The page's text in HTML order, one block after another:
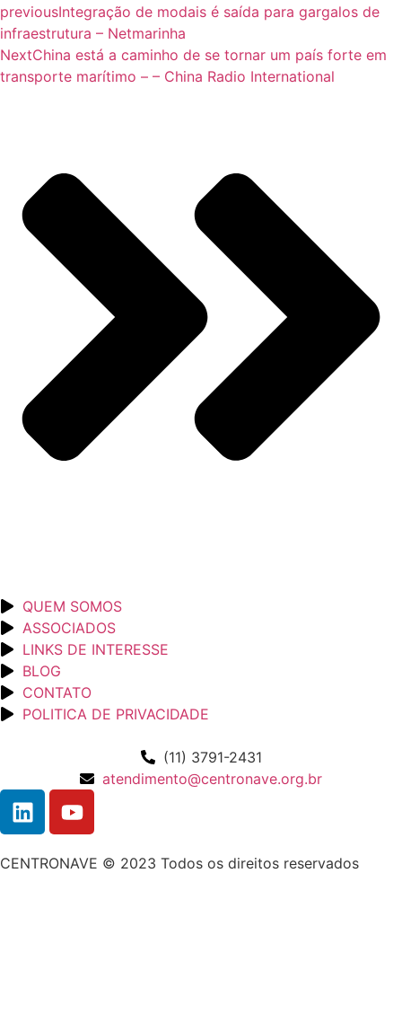
previousIntegração de modais é saída para gargalos de
infraestrutura – Netmarinha
NextChina está a caminho de se tornar um país forte em
transporte marítimo – – China Radio International
QUEM SOMOS
ASSOCIADOS
LINKS DE INTERESSE
BLOG
CONTATO
POLITICA DE PRIVACIDADE
(11) 3791-2431
atendimento@centronave.org.br
CENTRONAVE © 2023 Todos os direitos reservados